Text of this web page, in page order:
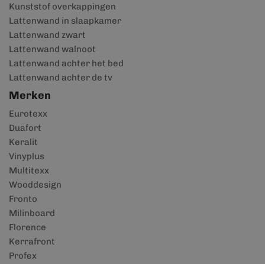
Kunststof overkappingen
Lattenwand in slaapkamer
Lattenwand zwart
Lattenwand walnoot
Lattenwand achter het bed
Lattenwand achter de tv
Merken
Eurotexx
Duafort
Keralit
Vinyplus
Multitexx
Wooddesign
Fronto
Milinboard
Florence
Kerrafront
Profex